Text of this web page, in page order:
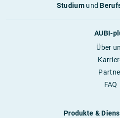
Studiumund
AUBI-
Über
FAQ
Produkte &